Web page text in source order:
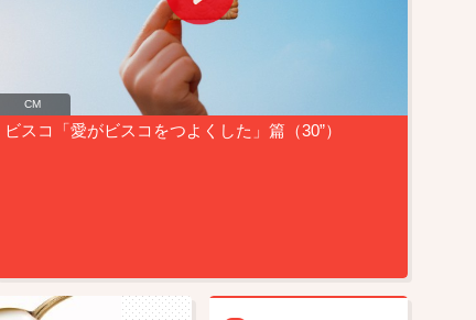
CM
ビスコ「愛がビスコをつよくした」篇（30”）